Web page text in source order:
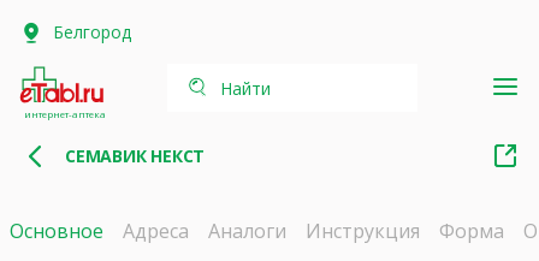
Белгород
интернет-аптека
Найти
СЕМАВИК НЕКСТ
Основное Адреса Аналоги Инструкция Форма